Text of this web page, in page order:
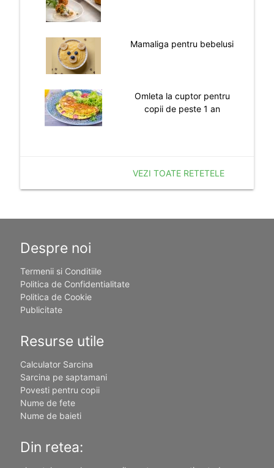
Mamaliga pentru bebelusi
Omleta la cuptor pentru
copii de peste 1 an
VEZI TOATE RETETELE
Despre noi
Termenii si Conditiile
Politica de Confidentialitate
Politica de Cookie
Publicitate
Resurse utile
Calculator Sarcina
Sarcina pe saptamani
Povesti pentru copii
Nume de fete
Nume de baieti
Din retea: